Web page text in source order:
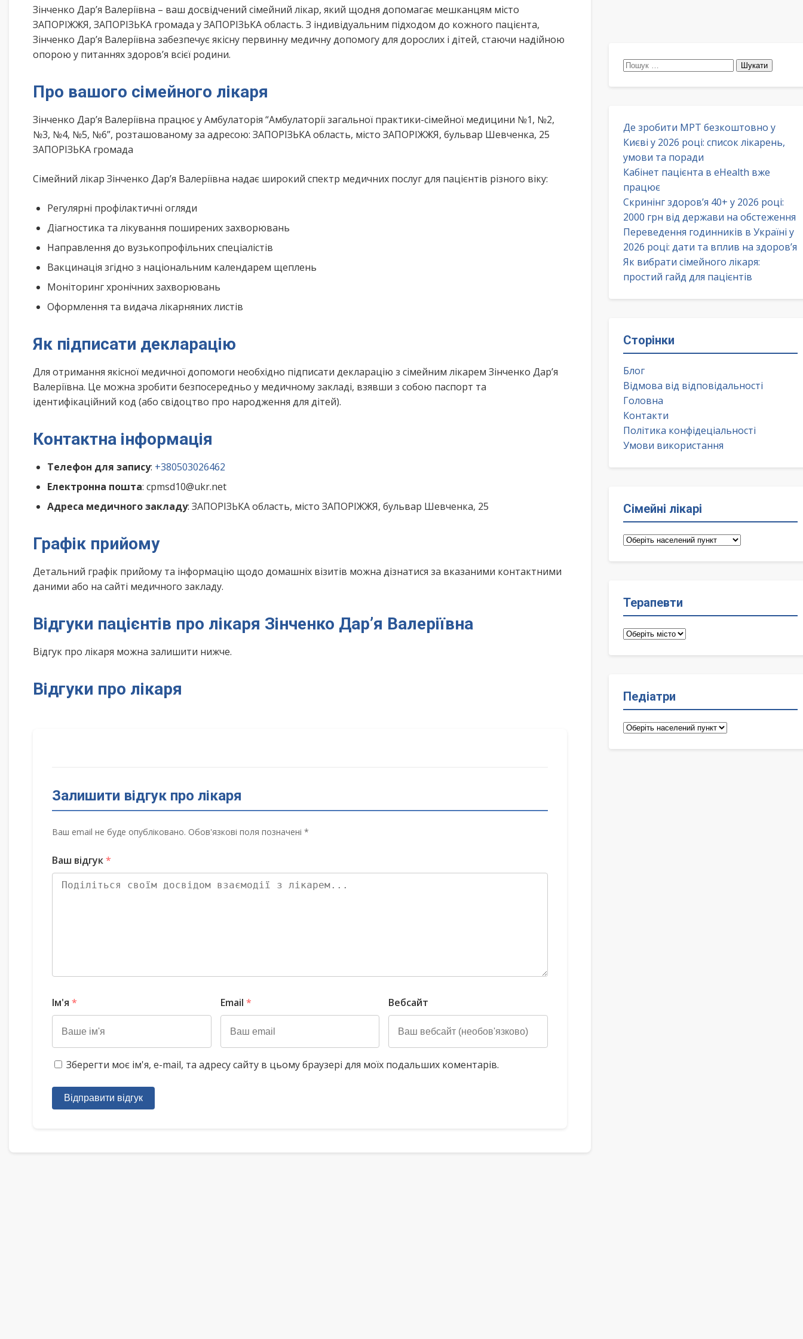
Зінченко Дар’я Валеріївна – ваш досвідчений сімейний лікар, який щодня допомагає мешканцям місто
ЗАПОРІЖЖЯ, ЗАПОРІЗЬКА громада у ЗАПОРІЗЬКА область. З індивідуальним підходом до кожного пацієнта,
Зінченко Дар’я Валеріївна забезпечує якісну первинну медичну допомогу для дорослих і дітей, стаючи надійною
опорою у питаннях здоров’я всієї родини.
Про вашого сімейного лікаря
Зінченко Дар’я Валеріївна працює у Амбулаторія “Амбулаторії загальної практики-сімейної медицини №1, №2,
№3, №4, №5, №6”, розташованому за адресою: ЗАПОРІЗЬКА область, місто ЗАПОРІЖЖЯ, бульвар Шевченка, 25
ЗАПОРІЗЬКА громада
Сімейний лікар Зінченко Дар’я Валеріївна надає широкий спектр медичних послуг для пацієнтів різного віку:
Регулярні профілактичні огляди
Діагностика та лікування поширених захворювань
Направлення до вузькопрофільних спеціалістів
Вакцинація згідно з національним календарем щеплень
Моніторинг хронічних захворювань
Оформлення та видача лікарняних листів
Як підписати декларацію
Для отримання якісної медичної допомоги необхідно підписати декларацію з сімейним лікарем Зінченко Дар’я
Валеріївна. Це можна зробити безпосередньо у медичному закладі, взявши з собою паспорт та
ідентифікаційний код (або свідоцтво про народження для дітей).
Контактна інформація
Телефон для запису: +380503026462
Електронна пошта: cpmsd10@ukr.net
Адреса медичного закладу: ЗАПОРІЗЬКА область, місто ЗАПОРІЖЖЯ, бульвар Шевченка, 25
Графік прийому
Детальний графік прийому та інформацію щодо домашніх візитів можна дізнатися за вказаними контактними
даними або на сайті медичного закладу.
Відгуки пацієнтів про лікаря Зінченко Дар’я Валеріївна
Відгук про лікаря можна залишити нижче.
Відгуки про лікаря
Залишити відгук про лікаря
Ваш email не буде опубліковано. Обов'язкові поля позначені *
Ваш відгук*
Ім'я * Email * Вебсайт
Зберегти моє ім'я, e-mail, та адресу сайту в цьому браузері для моїх подальших коментарів.
Відправити відгук
Пошук:
Де зробити МРТ безкоштовно у
Києві у 2026 році: список лікарень,
умови та поради
Кабінет пацієнта в eHealth вже
працює
Скринінг здоров’я 40+ у 2026 році:
2000 грн від держави на обстеження
Переведення годинників в Україні у
2026 році: дати та вплив на здоров’я
Як вибрати сімейного лікаря:
простий гайд для пацієнтів
Сторінки
Блог
Відмова від відповідальності
Головна
Контакти
Політика конфідеціальності
Умови використання
Сімейні лікарі
Сімейні
Терапевти
Терапевти
Педіатри
Педіатри